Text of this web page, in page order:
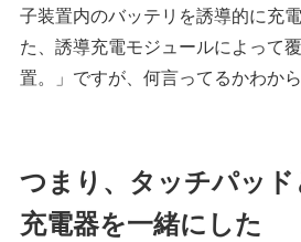
子装置内のバッテリを誘導的に充
た、誘導充電モジュールによって
置。」ですが、何言ってるかわか
つまり、タッチパッ
充電器を一緒にした